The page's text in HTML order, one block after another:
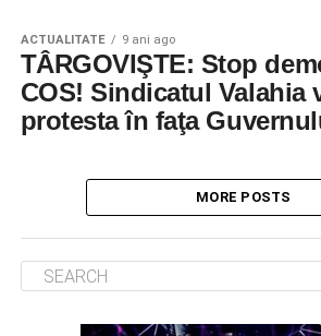
ACTUALITATE 9 ani ago
TÂRGOVIŞTE: Stop
COS! Sindicatul Valahia
protesta în faţa
MORE POSTS